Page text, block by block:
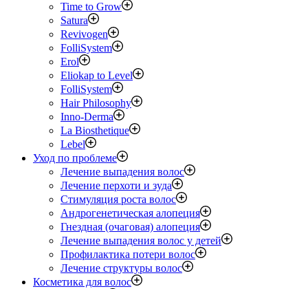
Time to Grow
Satura
Revivogen
FolliSystem
Erol
Eliokap to Level
FolliSystem
Hair Philosophy
Inno-Derma
La Biosthetique
Lebel
Уход по проблеме
Лечение выпадения волос
Лечение перхоти и зуда
Стимуляция роста волос
Андрогенетическая алопеция
Гнездная (очаговая) алопеция
Лечение выпадения волос у детей
Профилактика потери волос
Лечение структуры волос
Косметика для волос